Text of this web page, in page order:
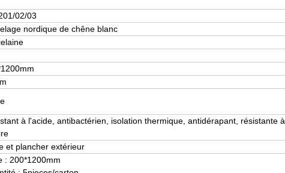
02/03
nordique de chêne blanc
à l'acide, antibactérien, isolation thermique, antidérapant, résistante à
et plancher extérieur
: 200*1200mm